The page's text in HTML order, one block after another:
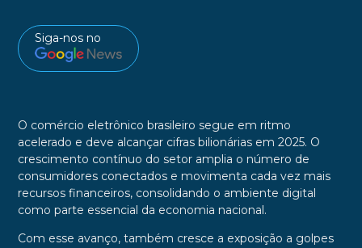
Siga-nos no
O comércio eletrônico brasileiro segue em ritmo
acelerado e deve alcançar cifras bilionárias em 2025. O
crescimento contínuo do setor amplia o número de
consumidores conectados e movimenta cada vez mais
recursos financeiros, consolidando o ambiente digital
como parte essencial da economia nacional.
Com esse avanço, também cresce a exposição a golpes